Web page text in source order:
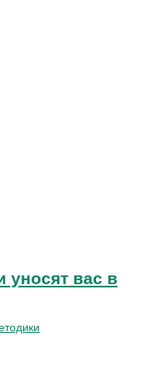
уносят вас в